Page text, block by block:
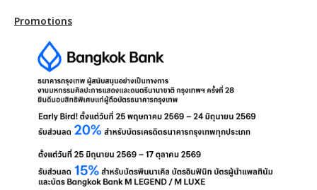
Promotions